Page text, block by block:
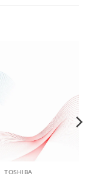
TOSHIBA